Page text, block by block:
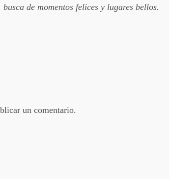
busca de momentos felices y lugares bellos.
un comentario.